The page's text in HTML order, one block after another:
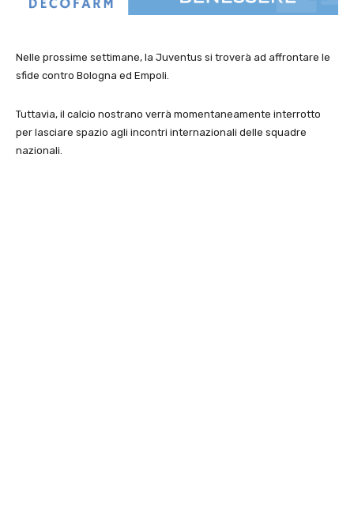
Nelle prossime settimane, la Juventus si troverà ad affrontare le
sfide contro Bologna ed Empoli.
Tuttavia, il calcio nostrano verrà momentaneamente interrotto
per lasciare spazio agli incontri internazionali delle squadre
nazionali.